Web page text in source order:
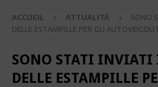
ACCUEIL ATTUALITÀ
SONO
DELLE ESTAMPILLE PER GLI
SONO STATI
DELLE ESTAMPILLE